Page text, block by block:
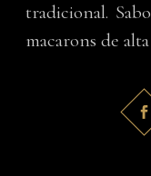
tradicional.
macarons de alta